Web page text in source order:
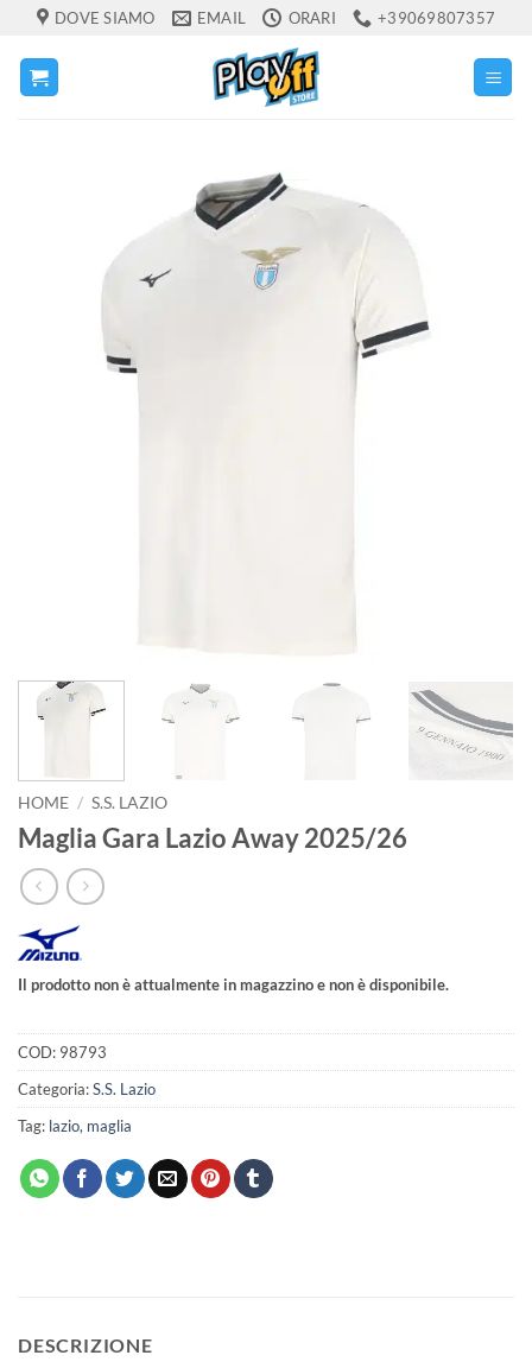
Salta
contenuti
DOVE SIAMO EMAIL ORARI +39069807357
HOME / S.S. LAZIO
Maglia Gara Lazio Away 2025/26
Il prodotto non è attualmente in magazzino e non è disponibile.
COD: 98793
Categoria:S.S. Lazio
Tag: lazio, maglia
DESCRIZIONE